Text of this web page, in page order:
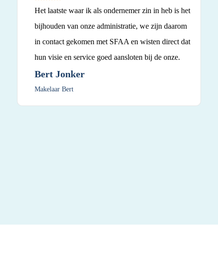
Het laatste waar ik als ondernemer zin in heb is het
bijhouden van onze administratie, we zijn daarom
in contact gekomen met SFAA en wisten direct dat
hun visie en service goed aansloten bij de onze.
Bert Jonker
Makelaar Bert